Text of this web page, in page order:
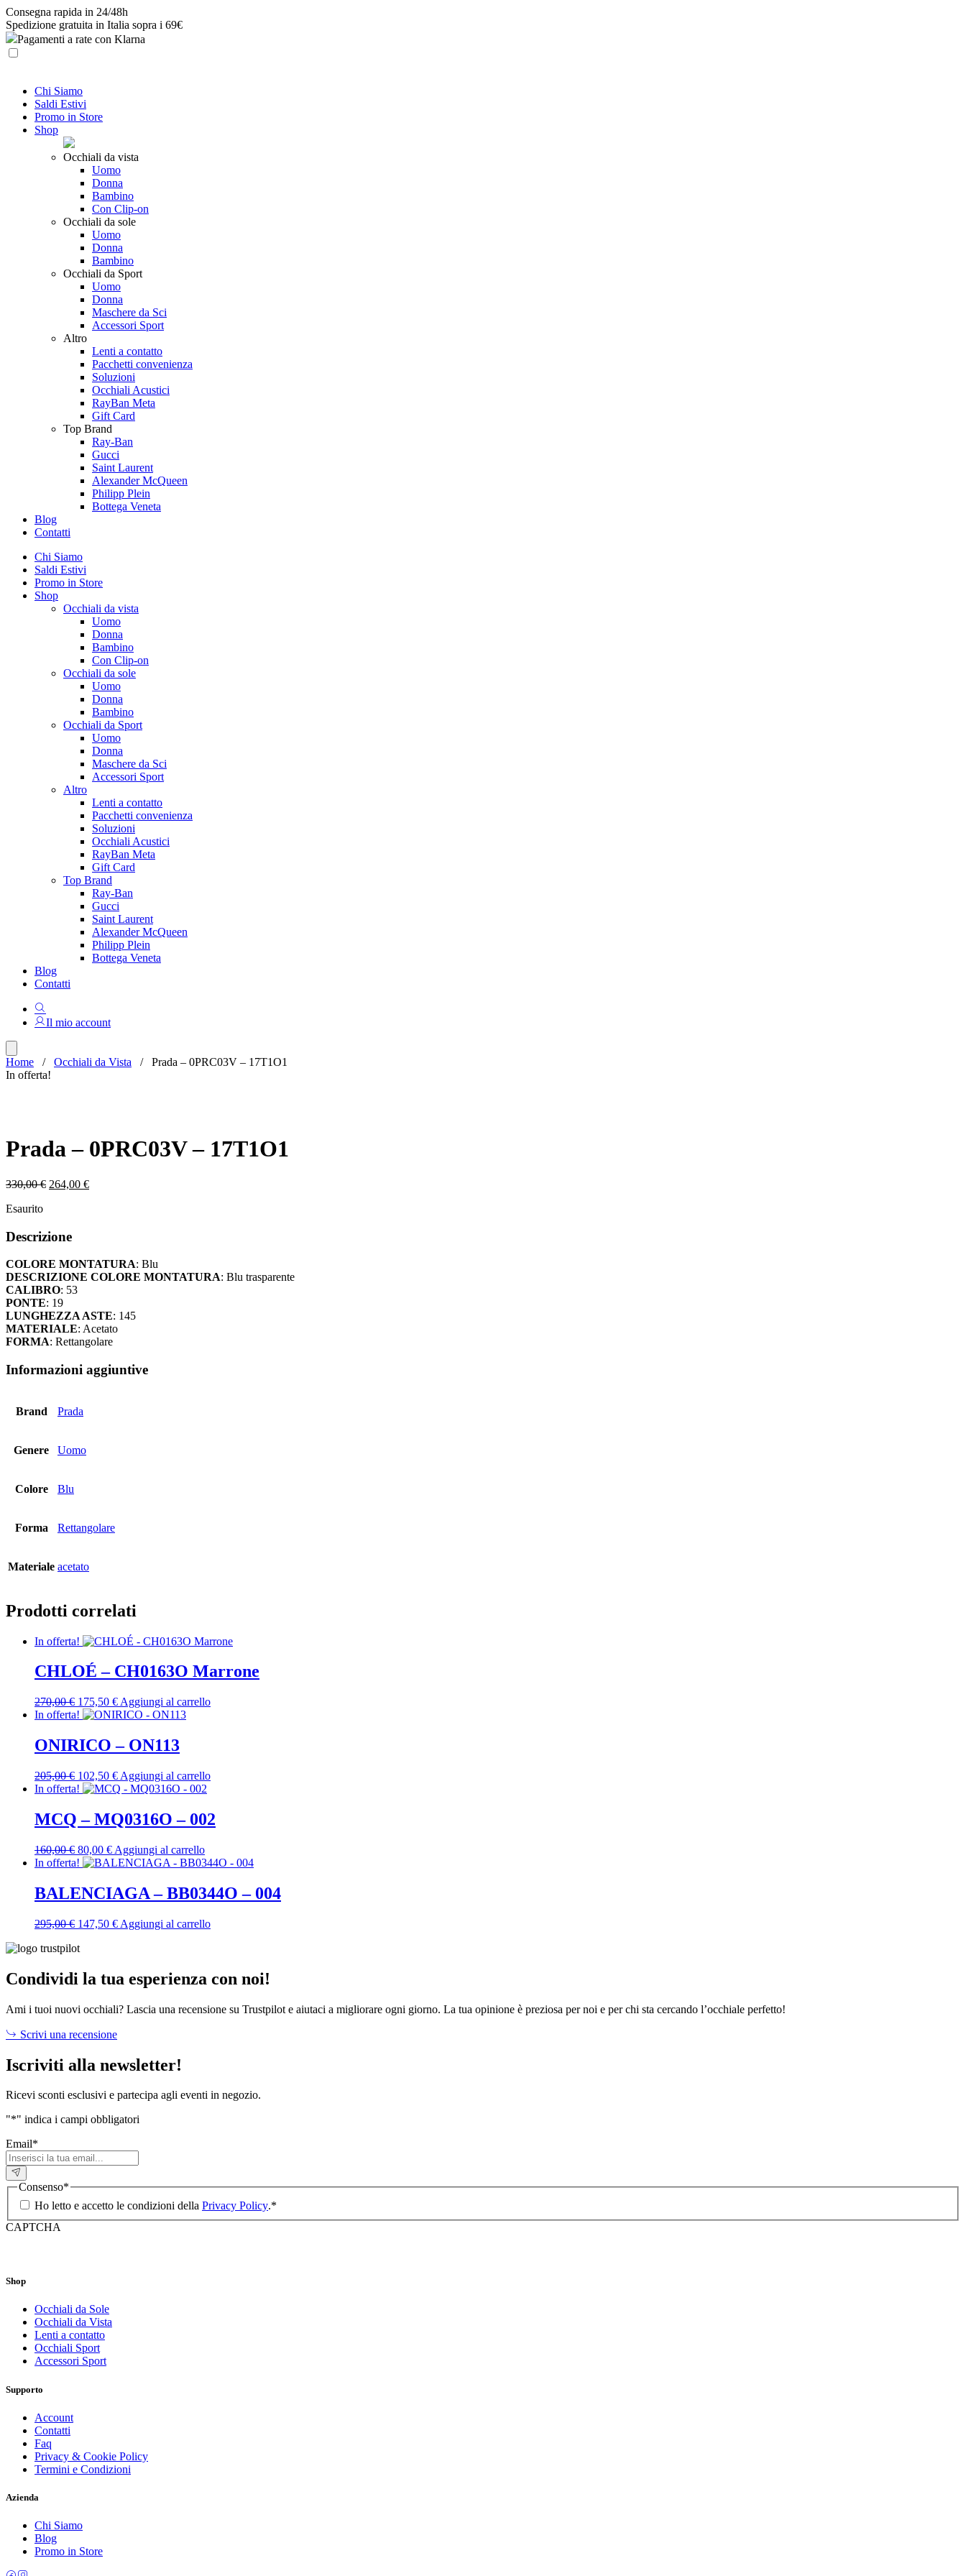
Skip
to
content
Consegna rapida in 24/48h
Spedizione gratuita in Italia sopra i 69€
Pagamenti a rate con Klarna
Chi Siamo
Saldi Estivi
Promo in Store
Shop
Occhiali da vista
Uomo
Donna
Bambino
Con Clip-on
Occhiali da sole
Uomo
Donna
Bambino
Occhiali da Sport
Uomo
Donna
Maschere da Sci
Accessori Sport
Altro
Lenti a contatto
Pacchetti convenienza
Soluzioni
Occhiali Acustici
RayBan Meta
Gift Card
Top Brand
Ray-Ban
Gucci
Saint Laurent
Alexander McQueen
Philipp Plein
Bottega Veneta
Blog
Contatti
Chi Siamo
Saldi Estivi
Promo in Store
Shop
Occhiali da vista
Uomo
Donna
Bambino
Con Clip-on
Occhiali da sole
Uomo
Donna
Bambino
Occhiali da Sport
Uomo
Donna
Maschere da Sci
Accessori Sport
Altro
Lenti a contatto
Pacchetti convenienza
Soluzioni
Occhiali Acustici
RayBan Meta
Gift Card
Top Brand
Ray-Ban
Gucci
Saint Laurent
Alexander McQueen
Philipp Plein
Bottega Veneta
Blog
Contatti
Il mio account
Home / Occhiali da Vista / Prada – 0PRC03V – 17T1O1
In offerta!
Prada – 0PRC03V – 17T1O1
330,00€ Il
330,00 €.
264,00 €Il
Esaurito
Descrizione
COLORE MONTATURA: Blu
DESCRIZIONE COLORE MONTATURA: Blu trasparente
CALIBRO: 53
PONTE: 19
LUNGHEZZA ASTE: 145
MATERIALE: Acetato
FORMA: Rettangolare
Informazioni aggiuntive
Brand Prada
Genere Uomo
Colore Blu
Forma Rettangolare
Materiale acetato
Prodotti correlati
In offerta!
CHLOÉ – CH0163O Marrone
270,00€ Il
prezzo
era:
270,00 €.
175,50 €Il
prezzo
175,50 €.
Aggiungi al carrello
In offerta!
ONIRICO – ON113
205,00€ Il
prezzo
205,00 €.
102,50 €Il
prezzo
è:
102,50 €.
Aggiungi al carrello
In offerta!
MCQ – MQ0316O – 002
160,00€ Il
prezzo
era:
160,00 €.
80,00 €Il
prezzo
è:
80,00 €.
Aggiungi al carrello
In offerta!
BALENCIAGA – BB0344O – 004
295,00€ Il
originale
295,00 €.
147,50 €Il
147,50 €.
Aggiungi al carrello
Condividi la tua esperienza con noi!
Ami i tuoi nuovi occhiali? Lascia una recensione su Trustpilot e aiutaci a migliorare ogni giorno. La tua opinione è preziosa per noi e per chi sta cercando l’occhiale perfetto!
Scrivi una recensione
Iscriviti alla newsletter!
Ricevi sconti esclusivi e partecipa agli eventi in negozio.
"*" indica i campi obbligatori
Email*
Consenso*
Ho letto e accetto le condizioni della Privacy Policy.*
CAPTCHA
Shop
Occhiali da Sole
Occhiali da Vista
Lenti a contatto
Occhiali Sport
Accessori Sport
Supporto
Account
Contatti
Faq
Privacy & Cookie Policy
Termini e Condizioni
Azienda
Chi Siamo
Blog
Promo in Store